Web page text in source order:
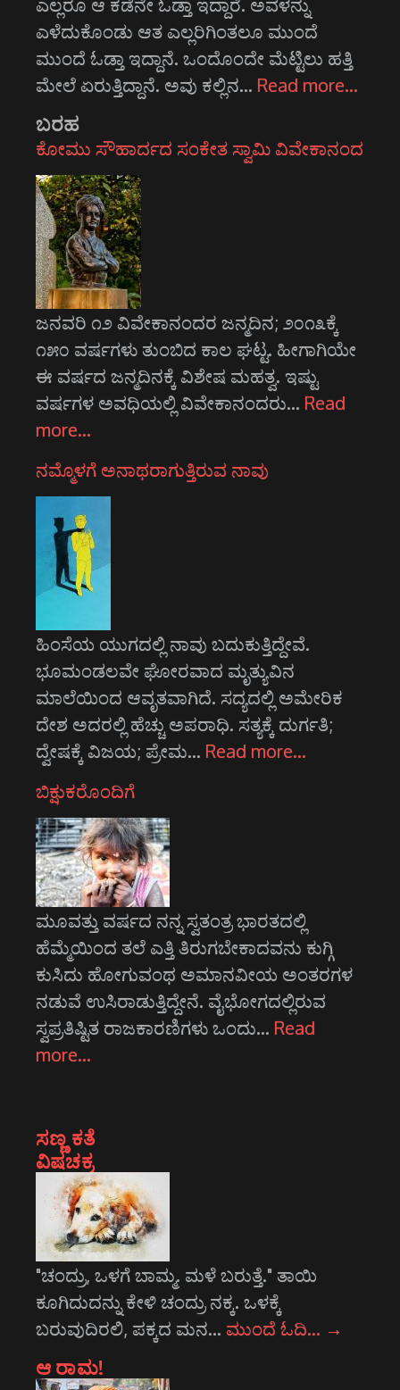
ಎಳೆದುಕೊಂಡು ಆತ ಎಲ್ಲರಿಗಿಂತಲೂ ಮುಂದೆ
ಮುಂದೆ ಓಡ್ತಾ ಇದ್ದಾನೆ. ಒಂದೊಂದೇ ಮೆಟ್ಟಿಲು ಹತ್ತಿ
ಮೇಲೆ ಏರುತ್ತಿದ್ದಾನೆ. ಅವು ಕಲ್ಲಿನ… Read more…
ಬರಹ
ಕೋಮು ಸೌಹಾರ್ದದ ಸಂಕೇತ ಸ್ವಾಮಿ ವಿವೇಕಾನಂದ
ಜನವರಿ ೧೨ ವಿವೇಕಾನಂದರ ಜನ್ಮದಿನ; ೨೦೧೩ಕ್ಕೆ
೧೫೦ ವರ್ಷಗಳು ತುಂಬಿದ ಕಾಲ ಘಟ್ಟ. ಹೀಗಾಗಿಯೇ
ಈ ವರ್ಷದ ಜನ್ಮದಿನಕ್ಕೆ ವಿಶೇಷ ಮಹತ್ವ. ಇಷ್ಟು
ವರ್ಷಗಳ ಅವಧಿಯಲ್ಲಿ ವಿವೇಕಾನಂದರು… Read
more…
ನಮ್ಮೊಳಗೆ ಅನಾಥರಾಗುತ್ತಿರುವ ನಾವು
ಹಿಂಸೆಯ ಯುಗದಲ್ಲಿ ನಾವು ಬದುಕುತ್ತಿದ್ದೇವೆ.
ಭೂಮಂಡಲವೇ ಘೋರವಾದ ಮೃತ್ಯುವಿನ
ಮಾಲೆಯಿಂದ ಆವೃತವಾಗಿದೆ. ಸದ್ಯದಲ್ಲಿ ಅಮೇರಿಕ
ದೇಶ ಅದರಲ್ಲಿ ಹೆಚ್ಚು ಅಪರಾಧಿ. ಸತ್ಯಕ್ಕೆ ದುರ್ಗತಿ;
ದ್ವೇಷಕ್ಕೆ ವಿಜಯ; ಪ್ರೇಮ… Read more…
ಬಿಕ್ಷುಕರೊಂದಿಗೆ
ಮೂವತ್ತು ವರ್ಷದ ನನ್ನ ಸ್ವತಂತ್ರ ಭಾರತದಲ್ಲಿ
ಹೆಮ್ಮೆಯಿಂದ ತಲೆ ಎತ್ತಿ ತಿರುಗಬೇಕಾದವನು ಕುಗ್ಗಿ
ಕುಸಿದು ಹೋಗುವಂಥ ಅಮಾನವೀಯ ಅಂತರಗಳ
ನಡುವೆ ಉಸಿರಾಡುತ್ತಿದ್ದೇನೆ. ವೈಭೋಗದಲ್ಲಿರುವ
ಸ್ವಪ್ರತಿಷ್ಟಿತ ರಾಜಕಾರಣಿಗಳು ಒಂದು… Read
more…
ಸಣ್ಣ ಕತೆ
ವಿಷಚಕ್ರ
"ಚಂದ್ರು, ಒಳಗೆ ಬಾಮ್ಮ. ಮಳೆ ಬರುತ್ತೆ." ತಾಯಿ
ಕೂಗಿದುದನ್ನು ಕೇಳಿ ಚಂದ್ರು ನಕ್ಕ. ಒಳಕ್ಕೆ
ಬರುವುದಿರಲಿ, ಪಕ್ಕದ ಮನ… ಮುಂದೆ ಓದಿ… →
ಆ ರಾಮ!